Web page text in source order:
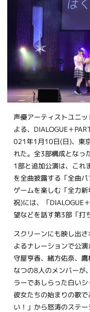
声優アーティストユニ
よる、DIALOGUE＋
021年1月10日(日)、東
れた。全3部構成となっ
1部と追加公演は、これ
を全曲披露する「全曲
ゲームを楽しむ「全力
祝)には、「DIALOGUE
望などを話す第3部「打
スクリーンにも映し出
よるナレーションで公演
守屋亨香、緒方佑奈、
なつの8人のメンバーが
ラーであしらった白いシ
彼女たちの始まりの歌
い！」から怒涛のステー